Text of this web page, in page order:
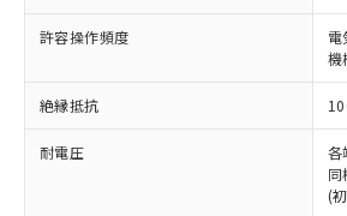
許容操作頻度
機
絶縁抵抗
耐電圧
各
(
当社制御機器事業取扱商
本サービスの対象外とな
ことをご了承ください。
在庫状況および標準価格
記載している更新日時点
タに基づき作成されるも
覧された時点での実際の
準価格とは異なる場合が
仕入先様の事情により、非含
いたものが、含有品と判明し
むを得ず変更することがありま
六価クロム(Cr(Ⅵ)) 1000ppm以下、ポ
類(PBB) 1000ppm以下、ポリ臭化ジフェ
「×」：最大均質材料含有率
基準値を超えていることを示し
「－」：未確認です。当社販
*中国RoHS10物質の基準値 (GB/
Pb(鉛) :1000ppm、 Hg(水銀) :
Cr(Ⅵ)(六価クロム) : 1000ppm、 PBBs(
当社は、これら貴社製品
為替および外国貿易法に
（以下｢規制貨物等」と
または国外への提供する
国政府の輸出許可(また
可)を取得するなどの必